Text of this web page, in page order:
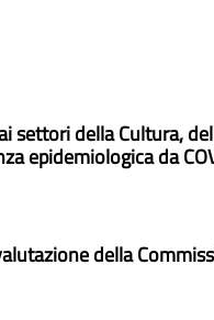
settori della Cultura,
epidemiologica da
della